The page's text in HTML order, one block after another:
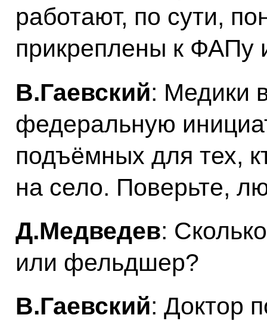
работают, по сути,
прикреплены к ФАПу
В.Гаевский: Медики
федеральную
подъёмных для тех,
на село. Поверьте,
Д.Медведев:
или фельдшер?
В.Гаевский: Доктор